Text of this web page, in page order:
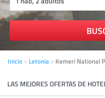
Inicio Letonia Kemeri National
LAS MEJORES OFERTAS DE